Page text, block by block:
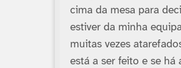
cima da mesa para
estiver da minha
muitas vezes
está a ser feito e se